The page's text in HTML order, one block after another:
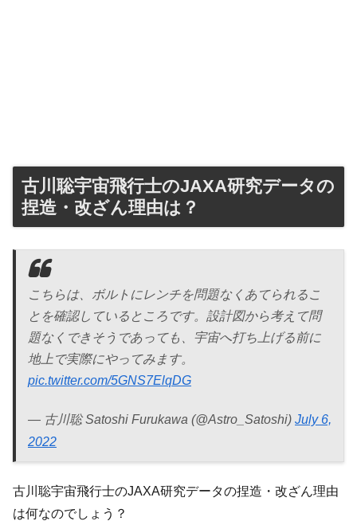
古川聡宇宙飛行士のJAXA研究データの
捏造・改ざん理由は？
こちらは、ボルトにレンチを問題なくあてられるこ
とを確認しているところです。設計図から考えて問
題なくできそうであっても、宇宙へ打ち上げる前に
地上で実際にやってみます。
pic.twitter.com/5GNS7ElqDG
— 古川聡 Satoshi Furukawa (@Astro_Satoshi) July 6,
2022
古川聡宇宙飛行士のJAXA研究データの捏造・改ざん理由
は何なのでしょう？